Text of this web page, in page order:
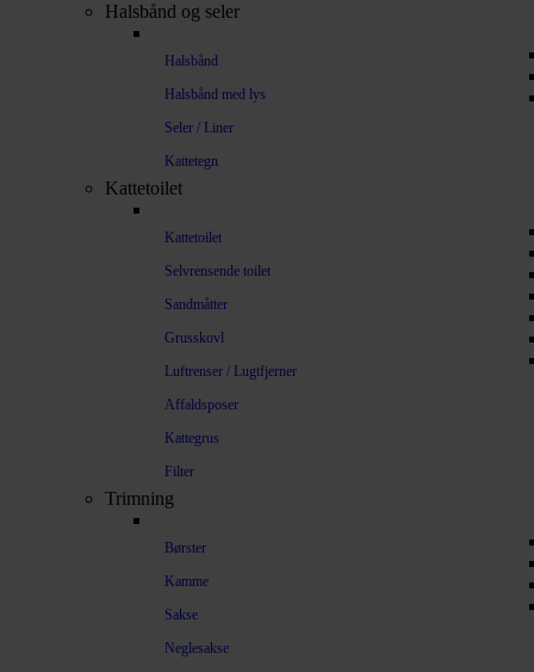
Halsbånd og seler
Halsbånd
Halsbånd med lys
Seler / Liner
Kattetegn
Kattetoilet
Kattetoilet
Selvrensende toilet
Sandmåtter
Grusskovl
Luftrenser / Lugtfjerner
Affaldsposer
Kattegrus
Filter
Trimning
Børster
Kamme
Sakse
Neglesakse